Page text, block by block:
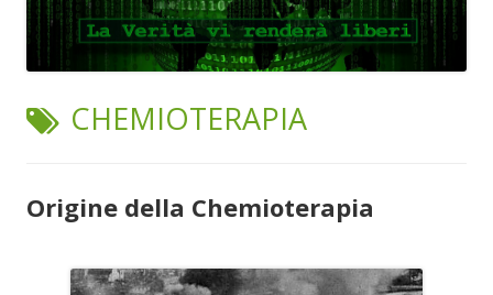
TAG:
CHEMIOTERAPIA
Origine della Chemioterapia